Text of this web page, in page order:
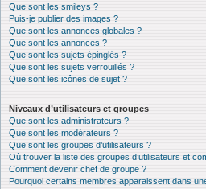
Que sont les smileys ?
Puis-je publier des images ?
Que sont les annonces globales ?
Que sont les annonces ?
Que sont les sujets épinglés ?
Que sont les sujets verrouillés ?
Que sont les icônes de sujet ?
Niveaux d’utilisateurs et groupes
Que sont les administrateurs ?
Que sont les modérateurs ?
Que sont les groupes d’utilisateurs ?
Où trouver la liste des groupes d’utilisateurs et
Comment devenir chef de groupe ?
Pourquoi certains membres apparaissent dans